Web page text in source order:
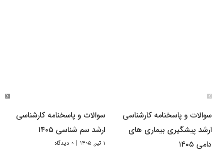
سوالات و پاسخنامه کارشناسی
ارشد پیشگیری بیماری های
دامی ۱۴۰۵
سوالات و پاسخنامه کارشناسی
ارشد سم شناسی ۱۴۰۵
۱ تیر, ۱۴۰۵ | ۰ دیدگاه